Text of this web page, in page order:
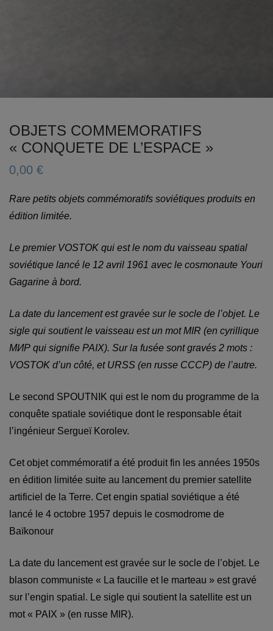
OBJETS COMMEMORATIFS
« CONQUETE DE L’ESPACE »
0,00 €
Rare petits objets commémoratifs soviétiques produits en
édition limitée.
Le premier VOSTOK qui est le nom du vaisseau spatial
soviétique lancé le 12 avril 1961 avec le cosmonaute Youri
Gagarine à bord.
La date du lancement est gravée sur le socle de l’objet. Le
sigle qui soutient le vaisseau est un mot MIR (en cyrillique
МИР qui signifie PAIX). Sur la fusée sont gravés 2 mots :
VOSTOK d’un côté, et URSS (en russe CCCP) de l’autre.
Le second SPOUTNIK qui est le nom du programme de la
conquête spatiale soviétique dont le responsable était
l’ingénieur Sergueï Korolev.
Cet objet commémoratif a été produit fin les années 1950s
en édition limitée suite au lancement du premier satellite
artificiel de la Terre. Cet engin spatial soviétique a été
lancé le 4 octobre 1957 depuis le cosmodrome de
Baïkonour
La date du lancement est gravée sur le socle de l’objet. Le
blason communiste « La faucille et le marteau » est gravé
sur l’engin spatial. Le sigle qui soutient la satellite est un
mot « PAIX » (en russe MIR).